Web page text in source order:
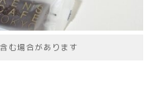
む場合があります